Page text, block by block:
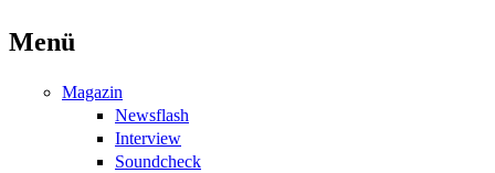
Menü
Magazin
Newsflash
Interview
Soundcheck